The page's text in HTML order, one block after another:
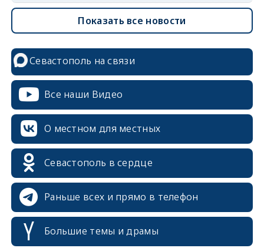
Показать все новости
Севастополь на связи
Все наши Видео
О местном для местных
Севастополь в сердце
Раньше всех и прямо в телефон
Большие темы и драмы